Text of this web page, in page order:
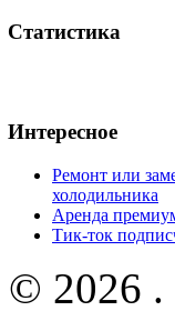
Статистика
Интересное
Ремонт или
холодильника
Аренда
Тик-ток
© 2026 .